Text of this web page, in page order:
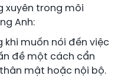
xuyên trong môi
Anh:
khi muốn nói đến việc
đề một cách cẩn
mật hoặc nội bộ.